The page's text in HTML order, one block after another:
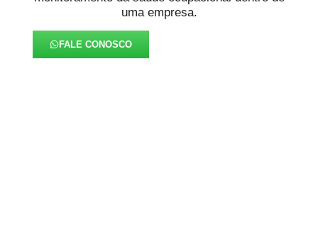
uma empresa.
FALE CONOSCO